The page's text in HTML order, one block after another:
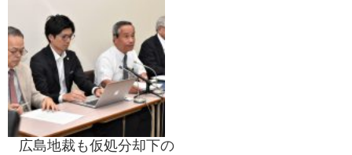
広島地裁も仮処分却下の